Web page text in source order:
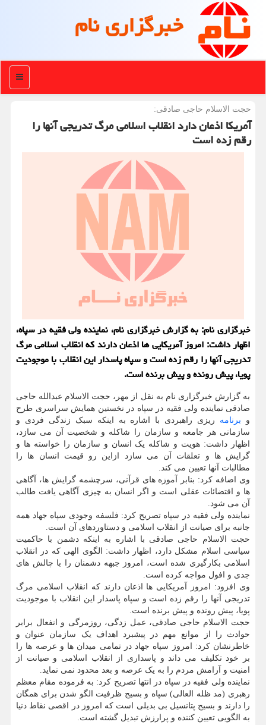
خبرگزاری نام
منو
حجت الاسلام حاجی صادقی:
آمریکا اذعان دارد انقلاب اسلامی مرگ تدریجی آنها را
رقم زده است
خبرگزاری نام: به گزارش خبرگزاری نام، نماینده ولی فقیه در سپاه،
اظهار داشت: امروز آمریکایی ها اذعان دارند که انقلاب اسلامی مرگ
تدریجی آنها را رقم زده است و سپاه پاسدار این انقلاب با موجودیت
پویا، پیش رونده و پیش برنده است.
به گزارش خبرگزاری نام به نقل از مهر، حجت الاسلام عبدالله حاجی
صادقی نماینده ولی فقیه در سپاه در نخستین همایش سراسری طرح
و برنامه ریزی راهبردی با اشاره به اینکه سبک زندگی فردی و
سازمانی هر جامعه و سازمان را شاکله و شخصیت آن می سازد،
اظهار داشت: هویت و شاکله یک انسان و سازمان را خواسته ها و
گرایش ها و تعلقات آن می سازد ازاین رو قیمت انسان ها را
مطالبات آنها تعیین می کند.
وی اضافه کرد: بنابر آموزه های قرآنی، سرچشمه گرایش ها، آگاهی
ها و اقتضائات عقلی است و اگر انسان به چیزی آگاهی یافت طالب
آن می شود.
نماینده ولی فقیه در سپاه تصریح کرد: فلسفه وجودی سپاه جهاد همه
جانبه برای صیانت از انقلاب اسلامی و دستاوردهای آن است.
حجت الاسلام حاجی صادقی با اشاره به اینکه دشمن با حاکمیت
سیاسی اسلام مشکل دارد، اظهار داشت: الگوی الهی که در انقلاب
اسلامی بکارگیری شده است، امروز جبهه دشمنان را با چالش های
جدی و افول مواجه کرده است.
وی افزود: امروز آمریکایی ها اذعان دارند که انقلاب اسلامی مرگ
تدریجی آنها را رقم زده است و سپاه پاسدار این انقلاب با موجودیت
پویا، پیش رونده و پیش برنده است.
حجت الاسلام حاجی صادقی، عمل زدگی، روزمرگی و انفعال برابر
حوادث را از موانع مهم در پیشبرد اهداف یک سازمان عنوان و
خاطرنشان کرد: امروز سپاه جهاد در تمامی میدان ها و عرصه ها را
بر خود تکلیف می داند و پاسداری از انقلاب اسلامی و صیانت از
امنیت و آرامش مردم را به یک عرصه و بعد محدود نمی نماید.
نماینده ولی فقیه در سپاه در انتها تصریح کرد: به فرموده مقام معظم
رهبری (مد ظله العالی) سپاه و بسیج ظرفیت الگو شدن برای همگان
را دارند و بسیج پتانسیل بی بدیلی است که امروز در اقصی نقاط دنیا
به الگویی تعیین کننده و پرارزش تبدیل گشته است.